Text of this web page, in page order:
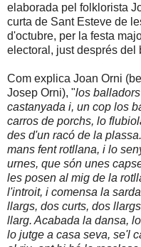
elaborada pel folklorista
curta de Sant Esteve de
d'octubre, per la festa
electoral, just després del
Com explica Joan Orni
Josep Orni), "los
castanyada i, un cop los
carros de porchs, lo
des d'un racó de la
mans fent rotllana, i lo
urnes, que són unes
les posen al mig de la
l'introit, i comensa la
llargs, dos curts, dos
llarg. Acabada la dansa,
lo jutge a casa seva, se'l